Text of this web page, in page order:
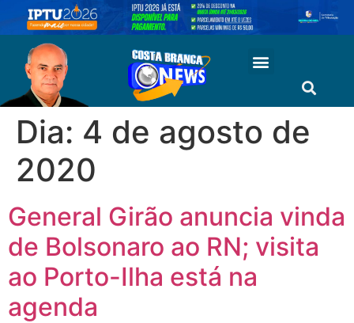
Dia: 4 de agosto de
2020
General Girão anuncia vinda
de Bolsonaro ao RN; visita
ao Porto-Ilha está na
agenda